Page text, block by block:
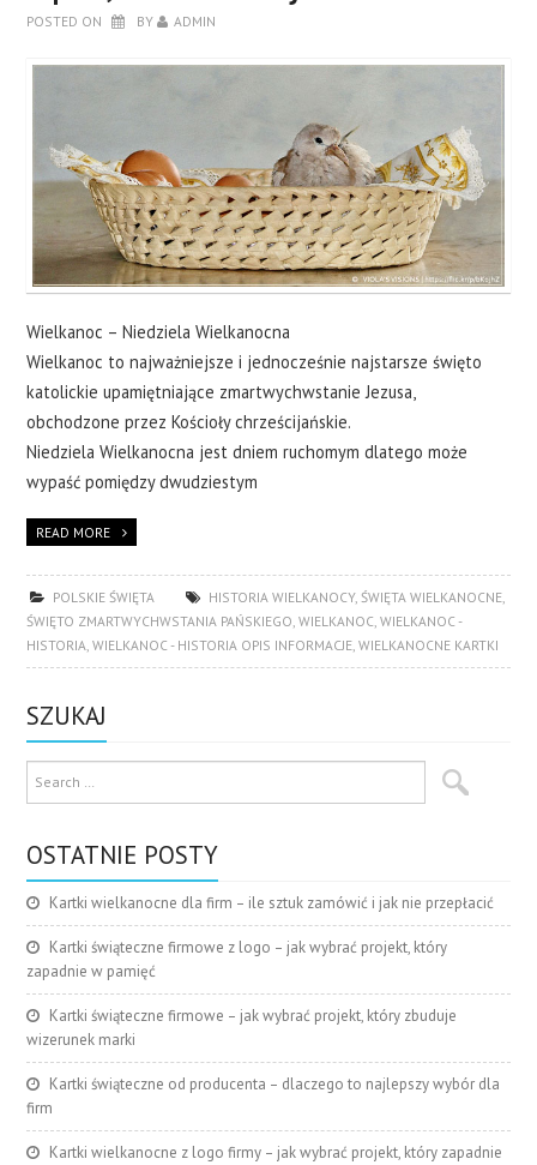
Z LOGO?
KONTAKT
POSTED ON BY ADMIN
Wielkanoc – Niedziela Wielkanocna
Wielkanoc to najważniejsze i jednocześnie najstarsze święto
katolickie upamiętniające zmartwychwstanie Jezusa,
obchodzone przez Kościoły chrześcijańskie.
Niedziela Wielkanocna jest dniem ruchomym dlatego może
wypaść pomiędzy dwudziestym
READ MORE
POLSKIE ŚWIĘTA HISTORIA WIELKANOCY,ŚWIĘTA WIELKANOCNE,
ŚWIĘTO ZMARTWYCHWSTANIA PAŃSKIEGO,WIELKANOC,WIELKANOC -
HISTORIA,WIELKANOC - HISTORIA OPIS INFORMACJE,WIELKANOCNE KARTKI
SZUKAJ
OSTATNIE POSTY
Kartki wielkanocne dla firm – ile sztuk zamówić i jak nie przepłacić
Kartki świąteczne firmowe z logo – jak wybrać projekt, który
zapadnie w pamięć
Kartki świąteczne firmowe – jak wybrać projekt, który zbuduje
wizerunek marki
Kartki świąteczne od producenta – dlaczego to najlepszy wybór dla
firm
Kartki wielkanocne z logo firmy – jak wybrać projekt, który zapadnie